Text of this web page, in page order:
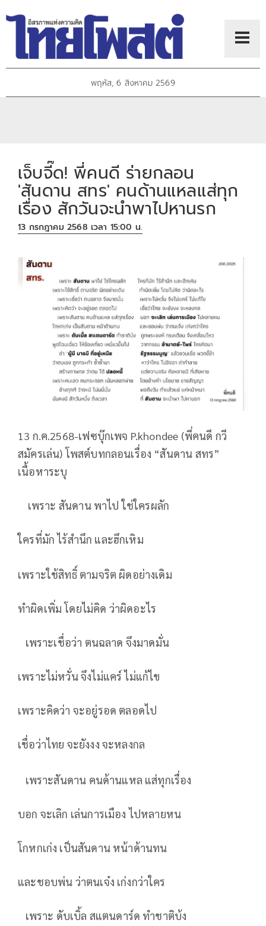
พฤหัส, 6 สิงหาคม 2569
เจ็บจี๊ด! พี่คนดี ร่ายกลอน
'สันดาน สทร' คนด้านแหลแส่ทุก
เรื่อง สักวันจะนำพาไปหานรก
13 กรกฎาคม 2568 เวลา 15:00 น.
13 ก.ค.2568-เฟซบุ๊กเพจ P.khondee (พี่คนดี กวี
สมัครเล่น) โพสต์บทกลอนเรื่อง “สันดาน สทร”
เนื้อหาระบุ
เพราะ สันดาน พาไป ใช่ใครผลัก
ใครที่มัก ไร้สำนึก และฮึกเหิม
เพราะใช้สิทธิ์ ตามจริต ผิดอย่างเดิม
ทำผิดเพิ่ม โดยไม่คิด ว่าผิดอะไร
เพราะเชื่อว่า ตนฉลาด จึงมาดมั่น
เพราะไม่หวั่น จึงไม่แคร์ ไม่แก้ไข
เพราะคิดว่า จะอยู่รอด ตลอดไป
เชื่อว่าไทย จะยังงง จะหลงกล
เพราะสันดาน คนด้านแหล แส่ทุกเรื่อง
บอก จะเลิก เล่นการเมือง ไปหลายหน
โกหกเก่ง เป็นสันดาน หน้าด้านทน
และชอบพ่น ว่าตนเจ๋ง เก่งกว่าใคร
เพราะ ดับเบิ้ล สแตนดาร์ด ทำชาติบ้ง